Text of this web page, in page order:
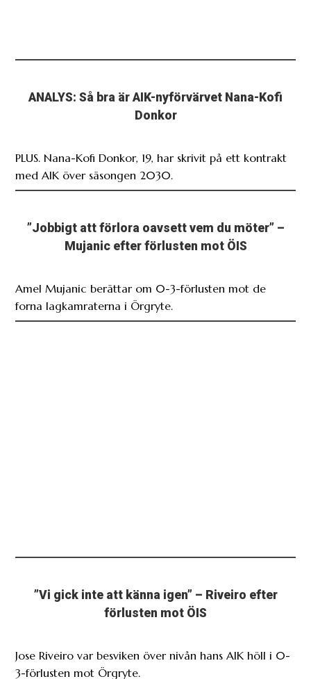
ANALYS: Så bra är AIK-nyförvärvet Nana-Kofi
Donkor
PLUS. Nana-Kofi Donkor, 19, har skrivit på ett kontrakt
med AIK över säsongen 2030.
”Jobbigt att förlora oavsett vem du möter” –
Mujanic efter förlusten mot ÖIS
Amel Mujanic berättar om 0-3-förlusten mot de
forna lagkamraterna i Örgryte.
”Vi gick inte att känna igen” – Riveiro efter
förlusten mot ÖIS
Jose Riveiro var besviken över nivån hans AIK höll i 0-
3-förlusten mot Örgryte.